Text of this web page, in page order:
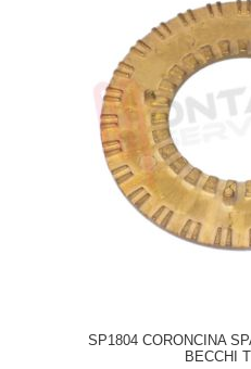
SP1804 CORONCINA
BECCHI